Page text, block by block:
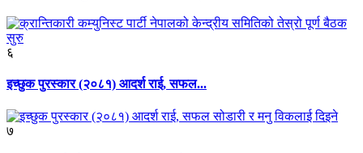
६
इच्छुक पुरस्कार (२०८१) आदर्श राई, सफल...
७